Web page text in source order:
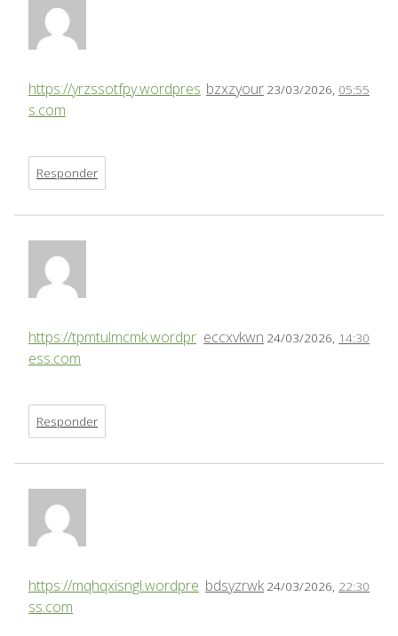
bzxzyour 23/03/2026, 05:55
https://yrzssotfpy.wordpres
s.com
Responder
eccxvkwn 24/03/2026, 14:30
https://tpmtulmcmk.wordpr
ess.com
Responder
bdsyzrwk 24/03/2026, 22:30
https://mqhqxisngl.wordpre
ss.com